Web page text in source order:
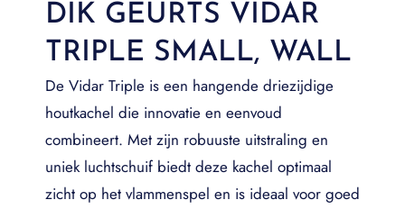
DIK GEURTS VIDAR
TRIPLE SMALL, WALL
De Vidar Triple is een hangende driezijdige
houtkachel die innovatie en eenvoud
combineert. Met zijn robuuste uitstraling en
uniek luchtschuif biedt deze kachel optimaal
zicht op het vlammenspel en is ideaal voor goed